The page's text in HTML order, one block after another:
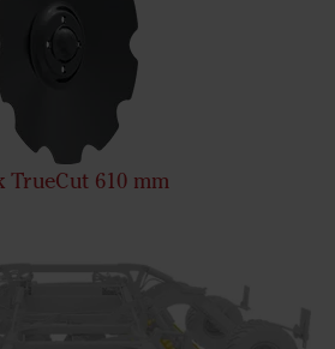
TrueCut 610 mm